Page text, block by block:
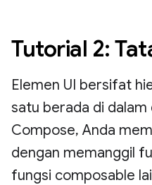
Tutorial 2:
Elemen UI bersifat
satu berada di dalam
Compose, Anda
dengan memanggil
fungsi composable